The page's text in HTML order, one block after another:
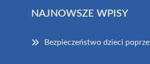
NAJNOWSZE WPISY
Bezpieczeństwo dzieci